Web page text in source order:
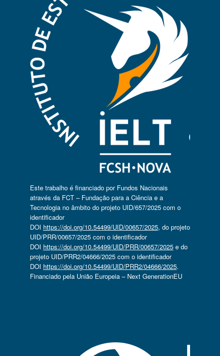
Este trabalho é financiado por Fundos Nacionais
através da FCT – Fundação para a Ciência e a
Tecnologia no âmbito do projeto UID/657/2025 com o
identificador
DOI https://doi.org/10.54499/UID/00657/2025, do projeto
UID/PRR/00657/2025 com o identificador
DOI https://doi.org/10.54499/UID/PRR/00657/2025e do
projeto UID/PRR2/04666/2025 com o identificador
DOI https://doi.org/10.54499/UID/PRR2/04666/2025.
Financiado pela União Europeia – Next GenerationEU